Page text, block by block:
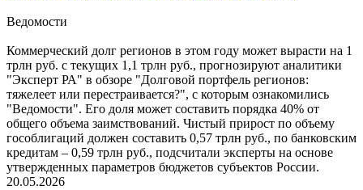
Ведомости
Коммерческий долг регионов в этом году может вырасти на 1
трлн руб. с текущих 1,1 трлн руб., прогнозируют аналитики
"Эксперт РА" в обзоре "Долговой портфель регионов:
тяжелеет или перестраивается?", с которым ознакомились
"Ведомости". Его доля может составить порядка 40% от
общего объема заимствований. Чистый прирост по объему
гособлигаций должен составить 0,57 трлн руб., по банковским
кредитам – 0,59 трлн руб., подсчитали эксперты на основе
утвержденных параметров бюджетов субъектов России.
20.05.2026